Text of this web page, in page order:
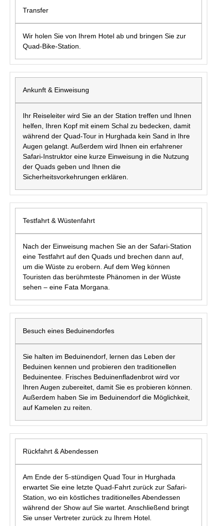
Transfer
Wir holen Sie von Ihrem Hotel ab und bringen Sie zur
Quad-Bike-Station.
Ankunft & Einweisung
Ihr Reiseleiter wird Sie an der Station treffen und Ihnen
helfen, Ihren Kopf mit einem Schal zu bedecken, damit
während der Quad-Tour in Hurghada kein Sand in Ihre
Augen gelangt. Außerdem wird Ihnen ein erfahrener
Safari-Instruktor eine kurze Einweisung in die Nutzung
der Quads geben und Ihnen die
Sicherheitsvorkehrungen erklären.
Testfahrt & Wüstenfahrt
Nach der Einweisung machen Sie an der Safari-Station
eine Testfahrt auf den Quads und brechen dann auf,
um die Wüste zu erobern. Auf dem Weg können
Touristen das berühmteste Phänomen in der Wüste
sehen – eine Fata Morgana.
Besuch eines Beduinendorfes
Sie halten im Beduinendorf, lernen das Leben der
Beduinen kennen und probieren den traditionellen
Beduinentee. Frisches Beduinenfladenbrot wird vor
Ihren Augen zubereitet, damit Sie es probieren können.
Außerdem haben Sie im Beduinendorf die Möglichkeit,
auf Kamelen zu reiten.
Rückfahrt & Abendessen
Am Ende der 5-stündigen Quad Tour in Hurghada
erwartet Sie eine letzte Quad-Fahrt zurück zur Safari-
Station, wo ein köstliches traditionelles Abendessen
während der Show auf Sie wartet. Anschließend bringt
Sie unser Vertreter zurück zu Ihrem Hotel.